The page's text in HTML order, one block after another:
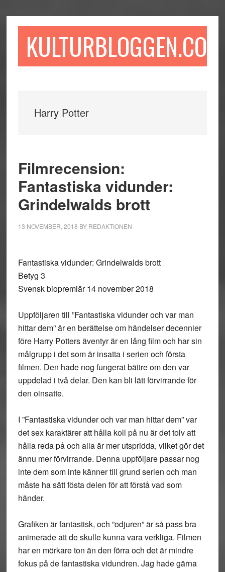
till
till
sidofältet
till
KULTURBLOGGEN.COM
Harry Potter
Filmrecension:
Fantastiska vidunder:
Grindelwalds brott
13 NOVEMBER, 2018 BY REDAKTIONEN
Fantastiska vidunder: Grindelwalds brott
Betyg 3
Svensk biopremiär 14 november 2018
Uppföljaren till ”Fantastiska vidunder och var man
hittar dem” är en berättelse om händelser decennier
före Harry Potters äventyr är en lång film och har sin
målgrupp i det som är insatta i serien och första
filmen. Den hade nog fungerat bättre om den var
uppdelad i två delar. Den kan bli lätt förvirrande för
den oinsatte.
I ”Fantastiska vidunder och var man hittar dem” var
det sex karaktärer att hålla koll på nu är det tolv att
hålla reda på och alla är mer utspridda, vilket gör det
ännu mer förvirrande. Denna uppföljare passar nog
inte dem som inte känner till grund serien och man
måste ha sätt fösta delen för att förstå vad som
händer.
Grafiken är fantastisk, och ”odjuren” är så pass bra
animerade att de skulle kunna vara verkliga. Filmen
har en mörkare ton än den förra och det är mindre
fokus på de fantastiska vidundren. Jag hade gärna